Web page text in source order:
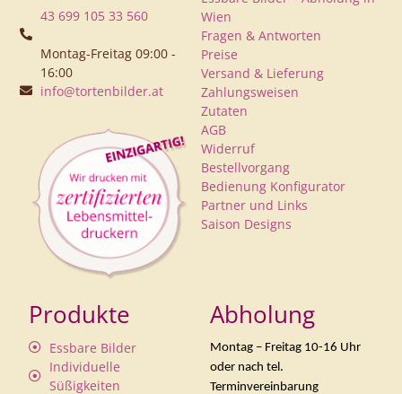
43 699 105 33 560
Montag-Freitag 09:00 -
16:00
info@tortenbilder.at
Wien
Fragen & Antworten
Preise
Versand & Lieferung
Zahlungsweisen
Zutaten
AGB
Widerruf
Bestellvorgang
Bedienung Konfigurator
Partner und Links
Saison Designs
Produkte
Essbare Bilder
Individuelle
Süßigkeiten
Abholung
Montag – Freitag 10-16 Uhr
oder nach tel.
Terminvereinbarung